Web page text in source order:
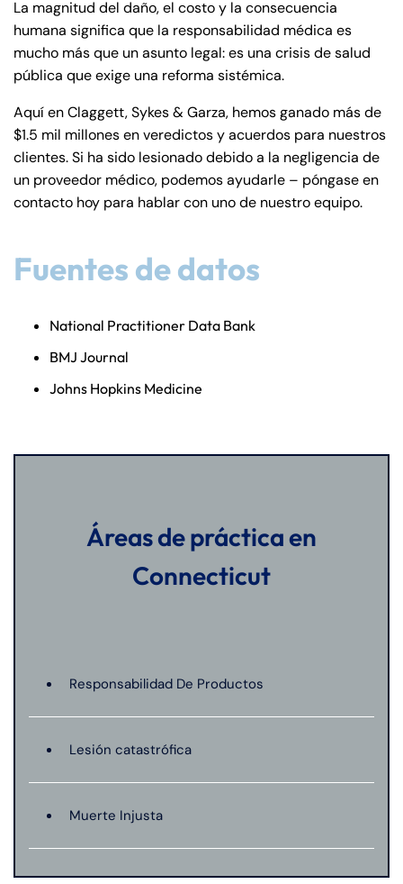
La magnitud del daño, el costo y la consecuencia
humana significa que la responsabilidad médica es
mucho más que un asunto legal: es una crisis de salud
pública que exige una reforma sistémica.
Aquí en Claggett, Sykes & Garza, hemos ganado más de
$1.5 mil millones en veredictos y acuerdos para nuestros
clientes. Si ha sido lesionado debido a la negligencia de
un proveedor médico, podemos ayudarle – póngase en
contacto hoy para hablar con uno de nuestro equipo.
Fuentes de datos
National Practitioner Data Bank
BMJ Journal
Johns Hopkins Medicine
Áreas de práctica en
Connecticut
Responsabilidad De Productos
Lesión catastrófica
Muerte Injusta